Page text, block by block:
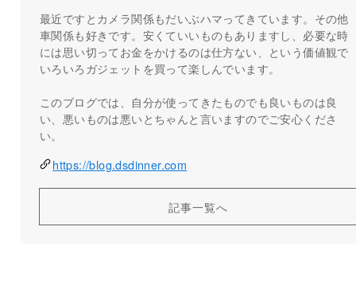
最近ですとカメラ関係もだいぶハマってきています。その他
車関係も好きです。安くていいものもありますし、必要な時
には思い切ってお金をかけるのは仕方ない、という価値観で
いろいろガジェットを買って楽しんでいます。
このブログでは、自分が使ってきたものでも良いものは良
い、悪いものは悪いとちゃんと言いますのでご安心くださ
い。
https://blog.dsdinner.com
記事一覧へ